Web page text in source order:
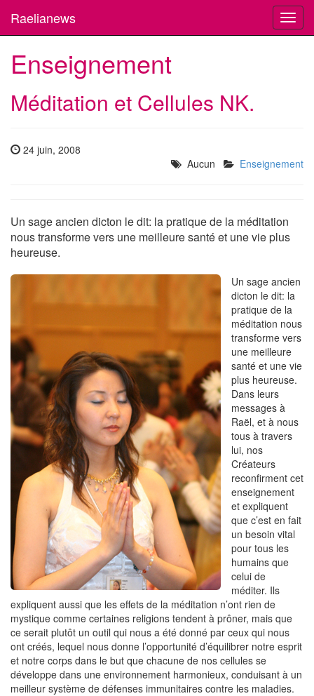
Raelianews
Enseignement
Méditation et Cellules NK.
24 juin, 2008
Aucun
Enseignement
Un sage ancien dicton le dit: la pratique de la méditation
nous transforme vers une meilleure santé et une vie plus
heureuse.
Un sage ancien
dicton le dit: la
pratique de la
méditation nous
transforme vers
une meilleure
santé et une vie
plus heureuse.
Dans leurs
messages à
Raël, et à nous
tous à travers
lui, nos
Créateurs
reconfirment cet
enseignement
et expliquent
que c’est en fait
un besoin vital
pour tous les
humains que
celui de
méditer. Ils
expliquent aussi que les effets de la méditation n’ont rien de
mystique comme certaines religions tendent à prôner, mais que
ce serait plutôt un outil qui nous a été donné par ceux qui nous
ont créés, lequel nous donne l’opportunité d’équilibrer notre esprit
et notre corps dans le but que chacune de nos cellules se
développe dans une environnement harmonieux, conduisant à un
meilleur système de défenses immunitaires contre les maladies.